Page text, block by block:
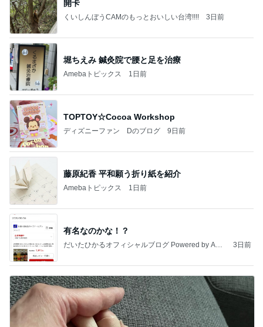
開卡
くいしんぼうCAMのもっとおいしい台湾!!!! 3日前
堀ちえみ 鍼灸院で腰と足を治療
Amebaトピックス 1日前
TOPTOY☆Cocoa Workshop
ディズニーファン Dのブログ 9日前
藤原紀香 平和願う折り紙を紹介
Amebaトピックス 1日前
有名なのかな！？
だいたひかるオフィシャルブログ Powered by Ame
3日前